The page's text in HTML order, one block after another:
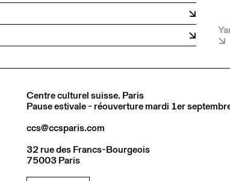
Centre culturel suisse. Paris
Pause estivale - réouverture mardi 1er
ccs@ccsparis.com
32 rue des Francs-Bourgeois
75003 Paris